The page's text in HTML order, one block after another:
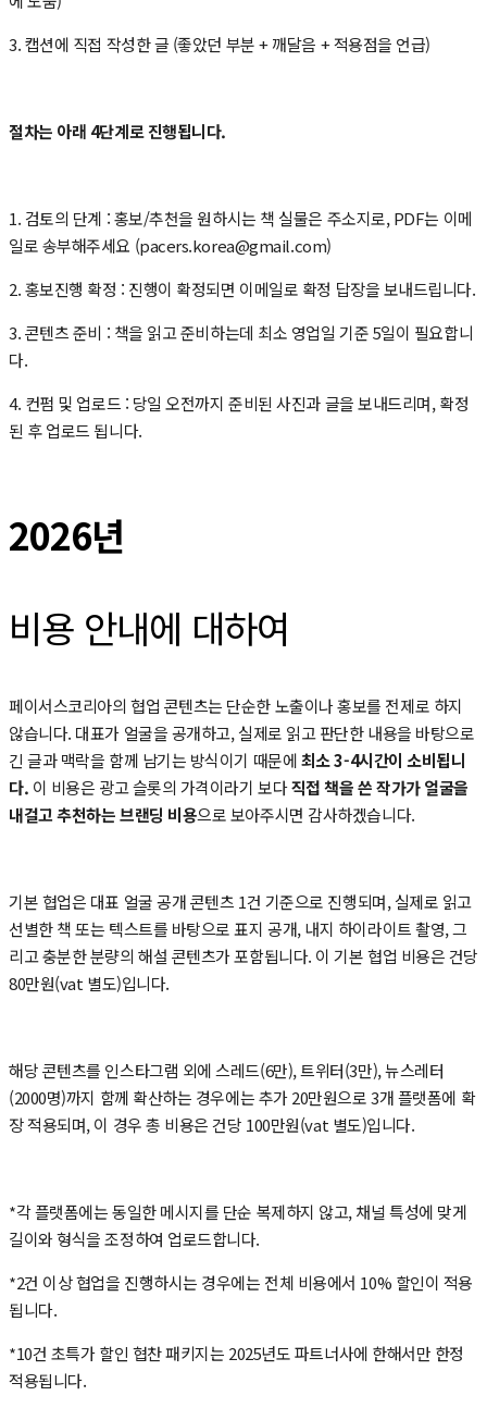
3. 캡션에 직접 작성한 글 (좋았던 부분 + 깨달음 + 적용점을 언급)
절차는 아래 4단계로 진행됩니다.
1. 검토의 단계 : 홍보/추천을 원하시는 책 실물은 주소지로, PDF는 이메
일로 송부해주세요 (pacers.korea@gmail.com)
2. 홍보진행 확정 : 진행이 확정되면 이메일로 확정 답장을 보내드립니다.
3. 콘텐츠 준비 : 책을 읽고 준비하는데 최소 영업일 기준 5일이 필요합니
다.
4. 컨펌 및 업로드 : 당일 오전까지 준비된 사진과 글을 보내드리며, 확정
된 후 업로드 됩니다.
2026년
비용 안내에 대하여
페이서스코리아의 협업 콘텐츠는 단순한 노출이나 홍보를 전제로 하지
않습니다. 대표가 얼굴을 공개하고, 실제로 읽고 판단한 내용을 바탕으로
긴 글과 맥락을 함께 남기는 방식이기 때문에최소 3-4시간이 소비됩니
다. 이 비용은 광고 슬롯의 가격이라기 보다직접 책을 쓴 작가가 얼굴을
내걸고 추천하는 브랜딩 비용으로 보아주시면 감사하겠습니다.
기본 협업은 대표 얼굴 공개 콘텐츠 1건 기준으로 진행되며, 실제로 읽고
선별한 책 또는 텍스트를 바탕으로 표지 공개, 내지 하이라이트 촬영, 그
리고 충분한 분량의 해설 콘텐츠가 포함됩니다. 이 기본 협업 비용은 건당
80만원(vat 별도)입니다.
해당 콘텐츠를 인스타그램 외에 스레드(6만), 트위터(3만), 뉴스레터
(2000명)까지 함께 확산하는 경우에는 추가 20만원으로 3개 플랫폼에 확
장 적용되며, 이 경우 총 비용은 건당 100만원(vat 별도)입니다.
*각 플랫폼에는 동일한 메시지를 단순 복제하지 않고, 채널 특성에 맞게
길이와 형식을 조정하여 업로드합니다.
*2건 이상 협업을 진행하시는 경우에는 전체 비용에서 10% 할인이 적용
됩니다.
*10건 초특가 할인 협찬 패키지는 2025년도 파트너사에 한해서만 한정
적용됩니다.